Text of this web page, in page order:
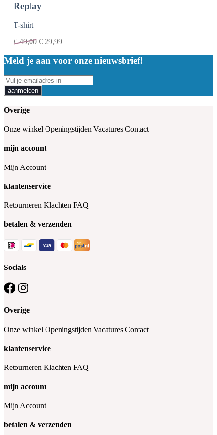
Replay
T-shirt
€49,00 € 29,99
Meld je aan voor onze nieuwsbrief!
aanmelden
Overige
Onze winkel Openingstijden Vacatures Contact
mijn account
Mijn Account
klantenservice
Retourneren Klachten FAQ
betalen & verzenden
Socials
Overige
Onze winkel Openingstijden Vacatures Contact
klantenservice
Retourneren Klachten FAQ
mijn account
Mijn Account
betalen & verzenden